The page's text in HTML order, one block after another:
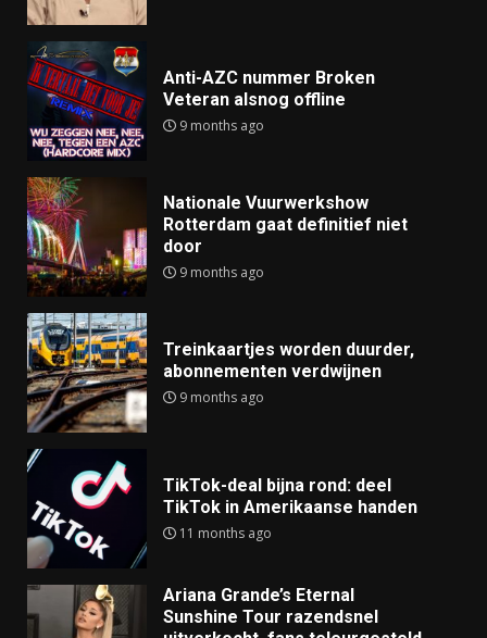
Anti-AZC nummer Broken
Veteran alsnog offline
9 months ago
Nationale Vuurwerkshow
Rotterdam gaat definitief niet
door
9 months ago
Treinkaartjes worden duurder,
abonnementen verdwijnen
9 months ago
TikTok-deal bijna rond: deel
TikTok in Amerikaanse handen
11 months ago
Ariana Grande’s Eternal
Sunshine Tour razendsnel